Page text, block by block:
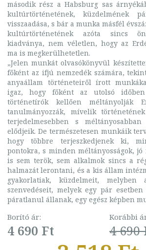
második rész a Habsburg sas
kultúrtörténetének, küzdelmének
visszaadása, s bár a munka másfél
kultúrtörténetének azóta sincs
kiadványa, nem véletlen, hogy az
ma is megkerülhetetlen.
„Jelen munkát olvasókönyvül
főként az ifjú nemzedék számára,
anyaállam történeteiről írott
igaz, hogy főként az utolsó időben
történetírók kellően méltányolják
tanulmányozzák, mívelik
terjedelmesebben s
elődjeik. De természetesen munkáik
hogy többre terjeszkedjenek ki,
pontokra, s minden méltányosságok, jó
is sem terök, sem alkalmok sincs a
halmazát lerontani, és a kis állam
gyakorlatiak, küzdelmeit,
szenvedéseit, melyek egy pár
páratlanul állanak, egy egész képben
Borító ár:
4 690 Ft
Korábbi
4 690